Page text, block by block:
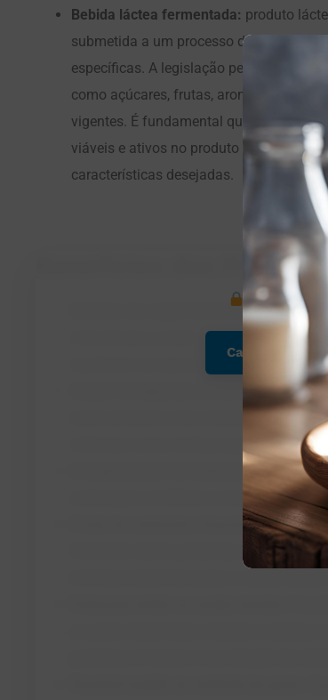
Bebida láctea fermentada: produto
submetida a um processo de
específicas. A legislação permite a
como açúcares, frutas, aromas e outros
vigentes. É fundamental que os micro-
viáveis e ativos no produto final, em
características desejadas.
Este
Cadastre-se
Benefícios dos
Melhora da saúde intestinal:Os
fermentados podem ajudar a equilibrar
auxiliando na absorção de nutrientes e
Auxílio na digestão da lactose:A quebra
esses produtos mais toleráveis para
sintomas como inchaço, gases e diarreia.
Fortalecimento do sistema imunológico:
anticorpos e melhorar a função das
Fonte de nutrientes importantes:Os
fontes de cálcio, proteínas, vitaminas